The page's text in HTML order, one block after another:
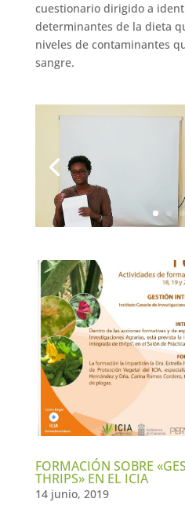
cuestionario dirigido a
determinantes de la dieta
niveles de contaminantes
sangre.
FORMACIÓN SOBRE
THRIPS» EN EL ICIA
14 junio, 2019